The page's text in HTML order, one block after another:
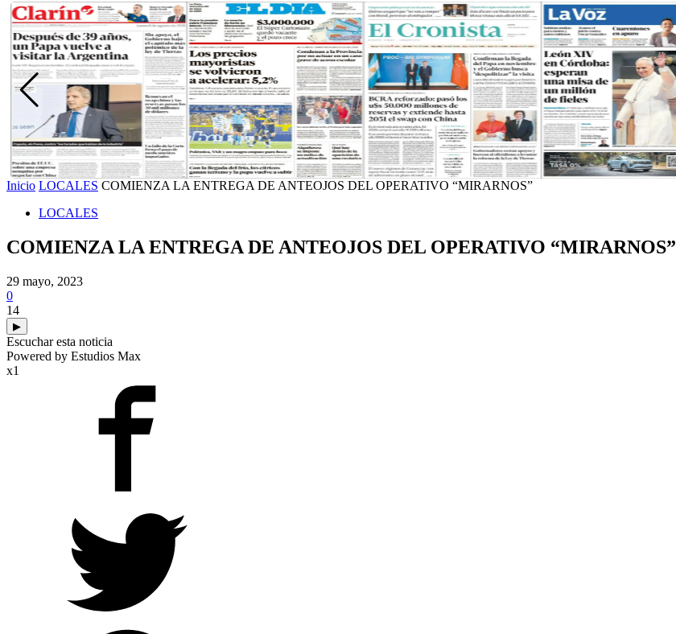
Inicio LOCALES COMIENZA LA ENTREGA DE ANTEOJOS DEL OPERATIVO “MIRARNOS”
LOCALES
COMIENZA LA ENTREGA DE ANTEOJOS DEL OPERATIVO “MIRARNOS”
29 mayo, 2023
0
14
▶
Escuchar esta noticia
Powered by Estudios Max
x1